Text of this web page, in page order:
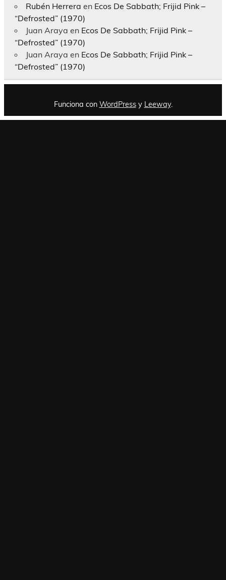
Rubén Herrera en Ecos De Sabbath; Frijid Pink –
“Defrosted” (1970)
Juan Araya en Ecos De Sabbath; Frijid Pink –
“Defrosted” (1970)
Juan Araya en Ecos De Sabbath; Frijid Pink –
“Defrosted” (1970)
Funciona con WordPressy Leeway.